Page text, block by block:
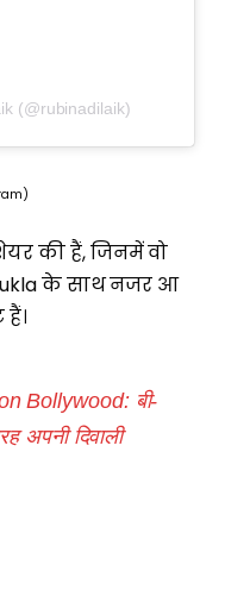
(@rubinadilaik)
की हैं, जिनमें वो
के साथ नजर आ
Bollywood: बी-
अपनी दिवाली